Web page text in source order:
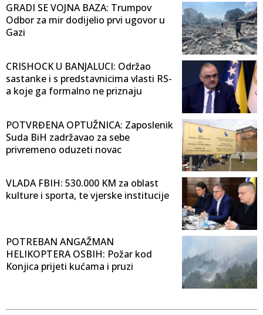
GRADI SE VOJNA BAZA: Trumpov
Odbor za mir dodijelio prvi ugovor u
Gazi
CRISHOCK U BANJALUCI: Održao
sastanke i s predstavnicima vlasti RS-
a koje ga formalno ne priznaju
POTVRĐENA OPTUŽNICA: Zaposlenik
Suda BiH zadržavao za sebe
privremeno oduzeti novac
VLADA FBIH: 530.000 KM za oblast
kulture i sporta, te vjerske institucije
POTREBAN ANGAŽMAN
HELIKOPTERA OSBIH: Požar kod
Konjica prijeti kućama i pruzi